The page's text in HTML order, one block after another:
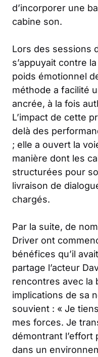
d’incorporer une
cabine son.
Lors des sessions
s’appuyait contre
poids émotionnel
méthode a facilité
ancrée, à la fois
L’impact de cette
delà des
; elle a ouvert la
manière dont les
structurées pour
livraison de
chargés.
Par la suite, de
Driver ont
bénéfices qu’il
partage l’acteur
rencontres avec la
implications de sa
souvient : « Je
mes forces. Je
démontrant l’effort
dans un